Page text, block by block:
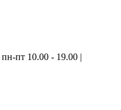
пн-пт 10.00 - 19.00 |